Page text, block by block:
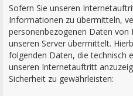
Sofern Sie unseren
Informationen zu übermitteln,
personenbezogenen Daten von
unseren Server übermittelt.
folgenden Daten, die technisch
unseren Internetauftritt
Sicherheit zu gewährleisten: